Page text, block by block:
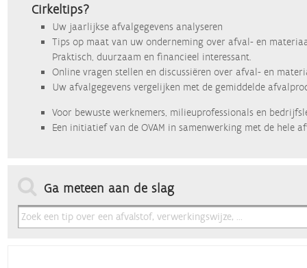
Cirkeltips?
Uw jaarlijkse afvalgegevens analyseren
Tips op maat van uw onderneming over afval- en
Praktisch, duurzaam en financieel interessant.
Online vragen stellen en discussiëren over afval- en
Uw afvalgegevens vergelijken met de gemiddelde
Voor bewuste werknemers, milieuprofessionals en
Een initiatief van de OVAM in samenwerking met de hele
Ga meteen aan de slag